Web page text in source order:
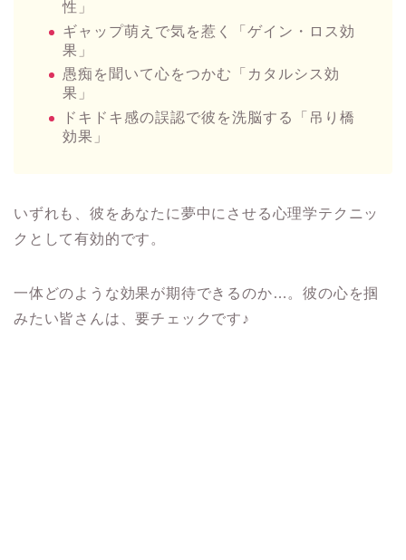
性」
ギャップ萌えで気を惹く「ゲイン・ロス効
果」
愚痴を聞いて心をつかむ「カタルシス効
果」
ドキドキ感の誤認で彼を洗脳する「吊り橋
効果」
いずれも、彼をあなたに夢中にさせる心理学テクニッ
クとして有効的です。
一体どのような効果が期待できるのか…。彼の心を掴
みたい皆さんは、要チェックです♪